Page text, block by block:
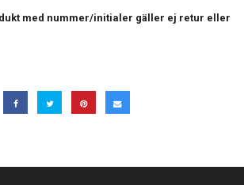
med nummer/initialer gäller ej retur eller